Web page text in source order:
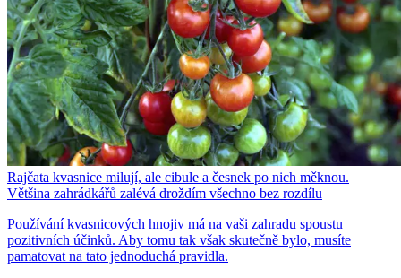
Rajčata kvasnice milují, ale cibule a česnek po nich měknou.
Většina zahrádkářů zalévá droždím všechno bez rozdílu
Používání kvasnicových hnojiv má na vaši zahradu spoustu
pozitivních účinků. Aby tomu tak však skutečně bylo, musíte
pamatovat na tato jednoduchá pravidla.